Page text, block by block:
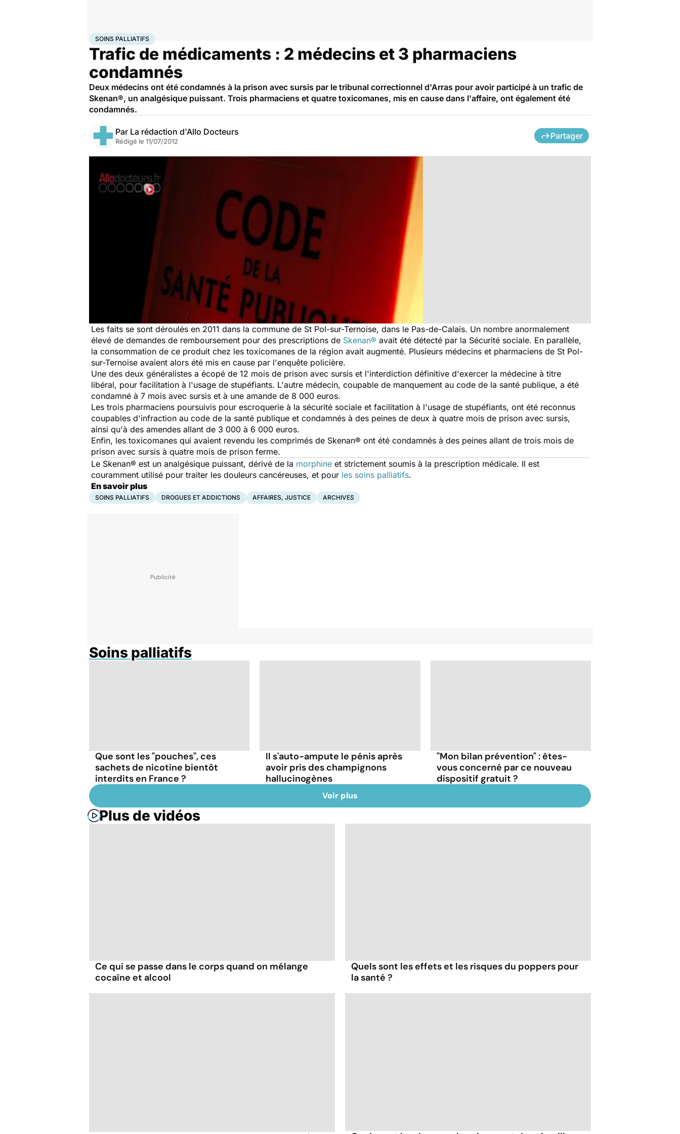
AccueilSanté Maladies Drogues et addictions
SOINS PALLIATIFS
Trafic de médicaments : 2 médecins et 3 pharmaciens
condamnés
Deux médecins ont été condamnés à la prison avec sursis par le tribunal correctionnel d'Arras pour avoir participé à un trafic de
Skenan®, un analgésique puissant. Trois pharmaciens et quatre toxicomanes, mis en cause dans l'affaire, ont également été
condamnés.
Par La rédaction d'Allo Docteurs
Rédigé le 11/07/2012
Partager
Les faits se sont déroulés en 2011 dans la commune de St Pol-sur-Ternoise, dans le Pas-de-Calais. Un nombre anormalement
élevé de demandes de remboursement pour des prescriptions de Skenan® avait été détecté par la Sécurité sociale. En parallèle,
la consommation de ce produit chez les toxicomanes de la région avait augmenté. Plusieurs médecins et pharmaciens de St Pol-
sur-Ternoise avaient alors été mis en cause par l'enquête policière.
Une des deux généralistes a écopé de 12 mois de prison avec sursis et l'interdiction définitive d'exercer la médecine à titre
libéral, pour facilitation à l'usage de stupéfiants. L'autre médecin, coupable de manquement au code de la santé publique, a été
condamné à 7 mois avec sursis et à une amande de 8 000 euros.
Les trois pharmaciens poursuivis pour escroquerie à la sécurité sociale et facilitation à l'usage de stupéfiants, ont été reconnus
coupables d'infraction au code de la santé publique et condamnés à des peines de deux à quatre mois de prison avec sursis,
ainsi qu'à des amendes allant de 3 000 à 6 000 euros.
Enfin, les toxicomanes qui avaient revendu les comprimés de Skenan® ont été condamnés à des peines allant de trois mois de
prison avec sursis à quatre mois de prison ferme.
Le Skenan® est un analgésique puissant, dérivé de la morphine et strictement soumis à la prescription médicale. Il est
couramment utilisé pour traiter les douleurs cancéreuses, et pour les soins palliatifs.
En savoir plus
SOINS PALLIATIFS DROGUES ET ADDICTIONS AFFAIRES, JUSTICE ARCHIVES
Soins palliatifs
Que sont les "pouches", ces
sachets de nicotine bientôt
interdits en France ?
Il s'auto-ampute le pénis après
avoir pris des champignons
hallucinogènes
"Mon bilan prévention" : êtes-
vous concerné par ce nouveau
dispositif gratuit ?
Voir plus
Plus de vidéos
Ce qui se passe dans le corps quand on mélange
cocaïne et alcool
Quels sont les effets et les risques du poppers pour
la santé ?